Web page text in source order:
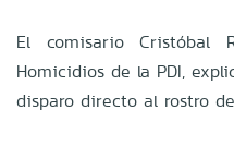
El comisario Cristóbal
Homicidios de la PDI,
disparo directo al rostro